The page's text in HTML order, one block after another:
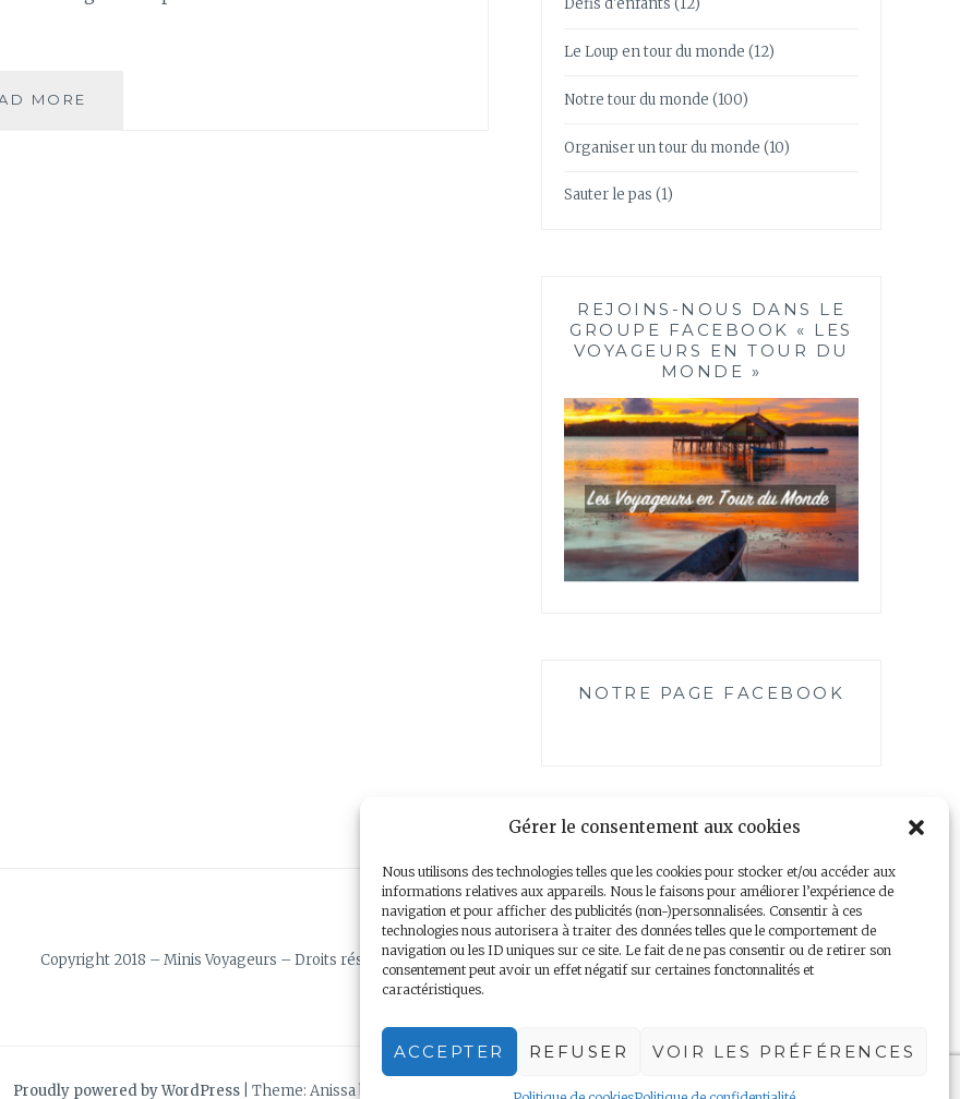
Gérer le consentement aux cookies
Nous utilisons des technologies telles que les cookies pour stocker et/ou accéder aux
informations relatives aux appareils. Nous le faisons pour améliorer l’expérience de
navigation et pour afficher des publicités (non-)personnalisées. Consentir à ces
technologies nous autorisera à traiter des données telles que le comportement de
navigation ou les ID uniques sur ce site. Le fait de ne pas consentir ou de retirer son
consentement peut avoir un effet négatif sur certaines fonctonnalités et
caractéristiques.
ACCEPTER REFUSER VOIR LES PRÉFÉRENCES
MORE
Défis d'enfants (12)
Le Loup en tour du monde (12)
Notre tour du monde (100)
Organiser un tour du monde (10)
Sauter le pas (1)
REJOINS-NOUS DANS LE
GROUPE FACEBOOK « LES
VOYAGEURS EN TOUR DU
MONDE »
NOTRE PAGE FACEBOOK
Copyright 2018 – Minis Voyageurs – Droits réservés Mentions légales|Politique de confidentialité
Proudly powered by WordPress Theme: Anissa by